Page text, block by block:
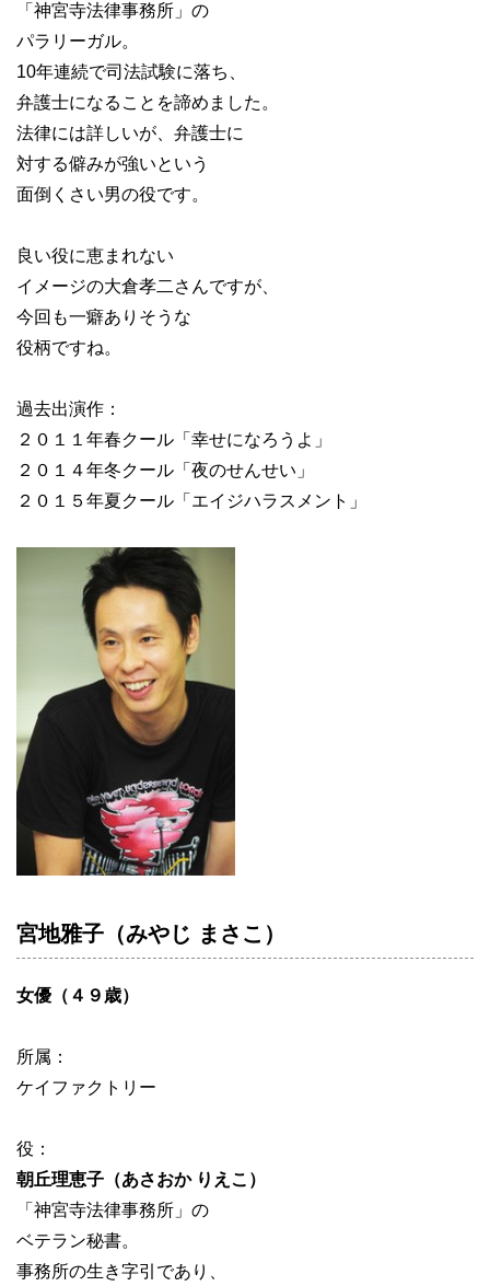
「神宮寺法律事務所」の
パラリーガル。
10年連続で司法試験に落ち、
弁護士になることを諦めました。
法律には詳しいが、弁護士に
対する僻みが強いという
面倒くさい男の役です。
良い役に恵まれない
イメージの大倉孝二さんですが、
今回も一癖ありそうな
役柄ですね。
過去出演作：
２０１１年春クール「幸せになろうよ」
２０１４年冬クール「夜のせんせい」
２０１５年夏クール「エイジハラスメント」
宮地雅子（みやじ まさこ）
女優（４９歳）
所属：
ケイファクトリー
役：
朝丘理恵子（あさおか りえこ）
「神宮寺法律事務所」の
ベテラン秘書。
事務所の生き字引であり、